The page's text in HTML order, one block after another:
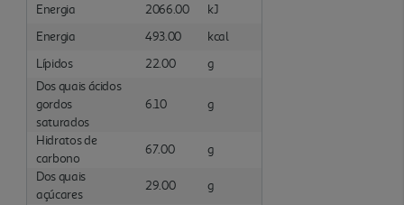
Energia
2066.00
kJ
Energia
493.00
kcal
Lípidos
22.00
g
Dos quais ácidos
gordos
saturados
6.10 g
Hidratos de
carbono
67.00
g
Dos quais
açúcares
29.00 g